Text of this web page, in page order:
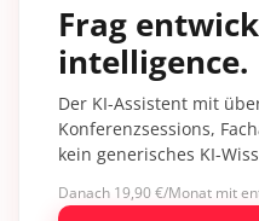
Frag
intelligence.
Der KI-Assistent mit
Konferenzsessions,
kein generisches KI-
Danach 19,90 €/Monat mit